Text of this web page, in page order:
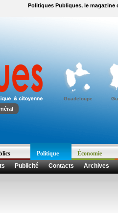
Politiques Publiques, le magazine
Guadeloupe
Politique
Économie
Publicité Contacts Archives